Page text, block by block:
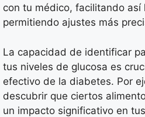
con tu médico, facilitando así
permitiendo ajustes más
La capacidad de identificar
tus niveles de glucosa es
efectivo de la diabetes. Por
descubrir que ciertos
un impacto significativo en